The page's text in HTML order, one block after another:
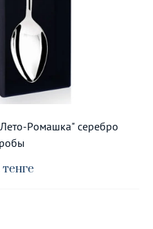
Ромашка" серебро
тенге